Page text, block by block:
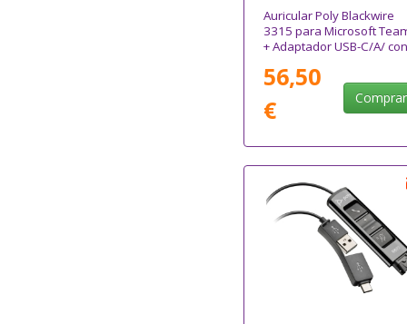
Auricular Poly Blackwire
3315 para Microsoft
+ Adaptador USB-C/A/ con
56,50
€
Comprar